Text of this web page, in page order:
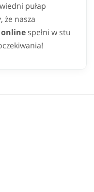
pułap
że nasza
spełni w stu